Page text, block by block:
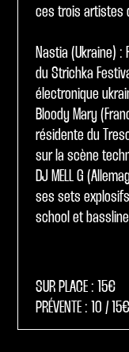
ces trois artistes
Nastia (Ukraine) :
du Strichka
électronique
Bloody Mary
résidente du
sur la scène
DJ MELL G
ses sets
school et
SUR PLACE : 15€
PRÉVENTE : 10 / 15€